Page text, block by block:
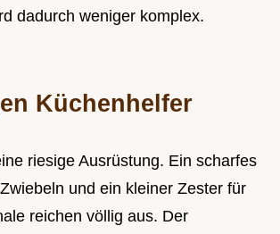
dadurch weniger komplex.
Küchenhelfer
riesige Ausrüstung. Ein scharfes
und ein kleiner Zester für
reichen völlig aus. Der